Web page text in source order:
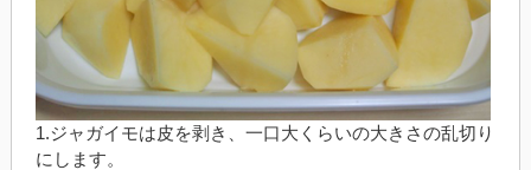
1.ジャガイモは皮を剥き、一口大くらいの大きさの乱切り
にします。